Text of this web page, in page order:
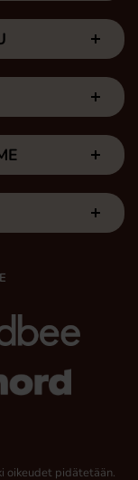
oikeudet pidätetään.